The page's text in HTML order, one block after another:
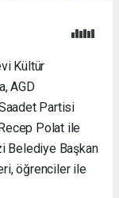
Kültür
AGD
Partisi
Polat ile
Belediye Başkan
öğrenciler ile